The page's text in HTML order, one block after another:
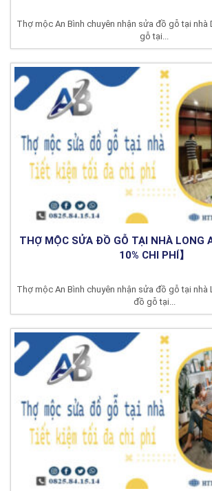
Thợ mộc An Bình chuyên nhận sửa đồ gỗ tại nhà
gỗ tại...
THỢ MỘC SỬA ĐỒ GỖ TẠI NHÀ LONG
10% CHI PHÍ】
Thợ mộc An Bình chuyên nhận sửa đồ gỗ tại nhà
đồ gỗ tại...